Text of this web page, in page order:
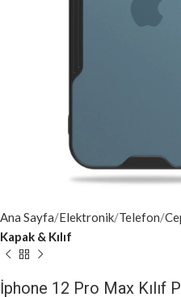
Ana Sayfa Elektronik Telefon
Kapak & Kılıf
İphone 12 Pro Max Kılıf